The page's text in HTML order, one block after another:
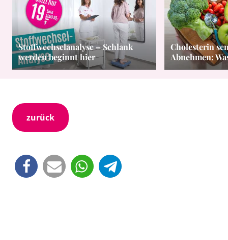
Stoffwechselanalyse – Schlank
werden beginnt hier
Cholesterin
Abnehmen:
zurück